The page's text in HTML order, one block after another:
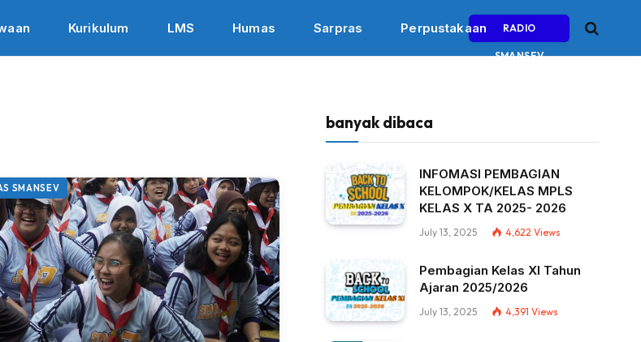
Kurikulum LMS Humas Sarpras Perpustakaan RADIO
SMANSEV
SMANSEV
banyak dibaca
INFOMASI PEMBAGIAN
KELOMPOK/KELAS MPLS
KELAS X TA 2025- 2026
July 13, 2025 4,622 Views
Pembagian Kelas XI Tahun
Ajaran 2025/2026
July 13, 2025 4,391 Views